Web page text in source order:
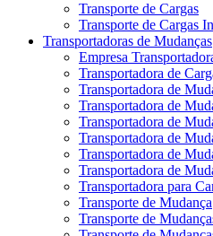
Transporte de Cargas
Transporte de Cargas
Transportadoras de Mudanças
Empresa
Transportadora de
Transportadora de
Transportadora de
Transportadora de
Transportadora de
Transportadora de
Transportadora de
Transportadora para
Transporte de Mudança
Transporte de